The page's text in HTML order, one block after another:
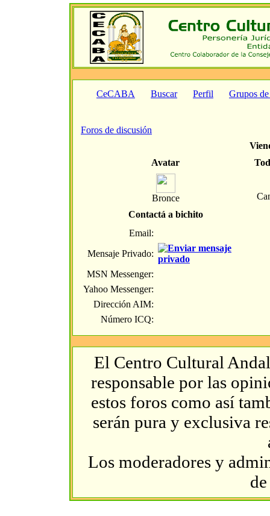
CeCABA Buscar Perfil Grupos
Foros de discusión
Avatar
Bronce
Contactá a bichito
Email:
Mensaje Privado:
MSN Messenger:
Yahoo Messenger:
Dirección AIM:
Número ICQ:
El Centro Cultural
responsable por las
estos foros como así
serán pura y exclusiva
Los moderadores y